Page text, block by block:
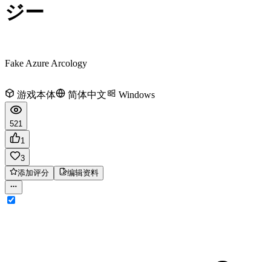
ジー
Fake Azure Arcology
游戏本体 简体中文 Windows
521
1
3
添加评分
编辑资料